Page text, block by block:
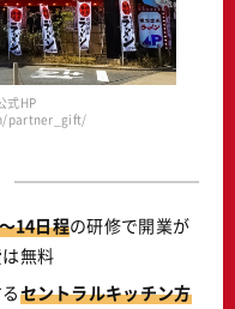
式HP
partner_gift/
14日程の研修で開業が
無料
セントラルキッチン方